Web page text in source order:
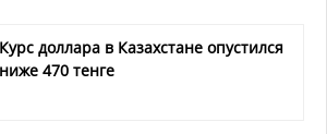
Курс доллара в Казахстане опустился
ниже 470 тенге